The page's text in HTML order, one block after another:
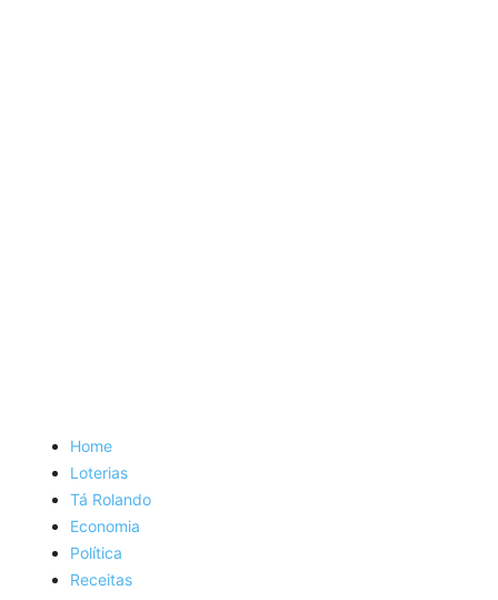
Home
Loterias
Tá Rolando
Economia
Política
Receitas